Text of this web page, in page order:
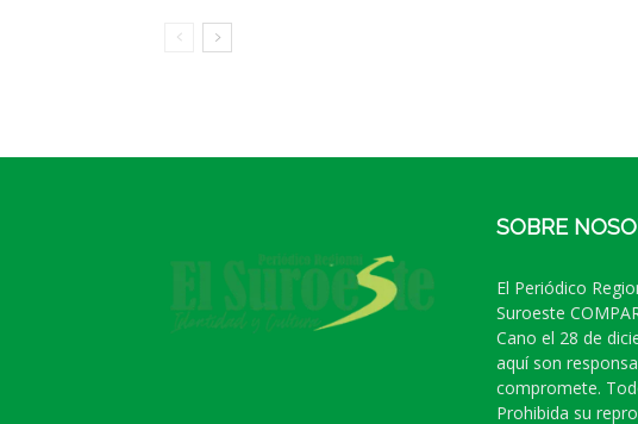
SOBRE
El Periódico
Suroeste
Cano el 28 de
aquí son
compromete.
Prohibida su